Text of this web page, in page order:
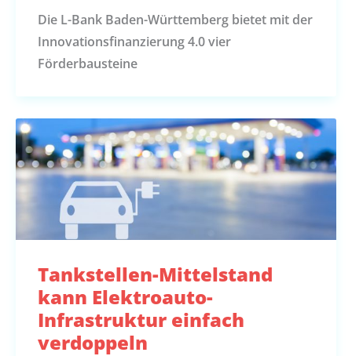
Die L-Bank Baden-Württemberg bietet mit der
Innovationsfinanzierung 4.0 vier
Förderbausteine
Tankstellen-Mittelstand
kann Elektroauto-
Infrastruktur einfach
verdoppeln